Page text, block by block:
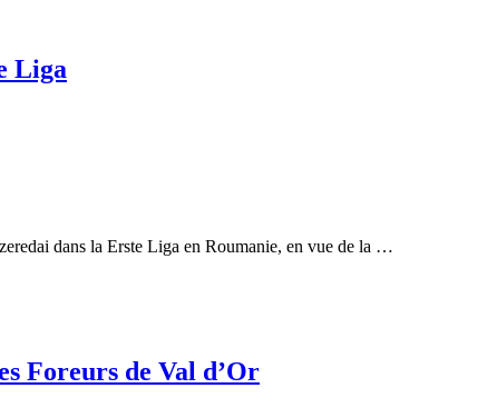
Liga
dans la Erste Liga en Roumanie, en vue de la …
Foreurs de Val d’Or